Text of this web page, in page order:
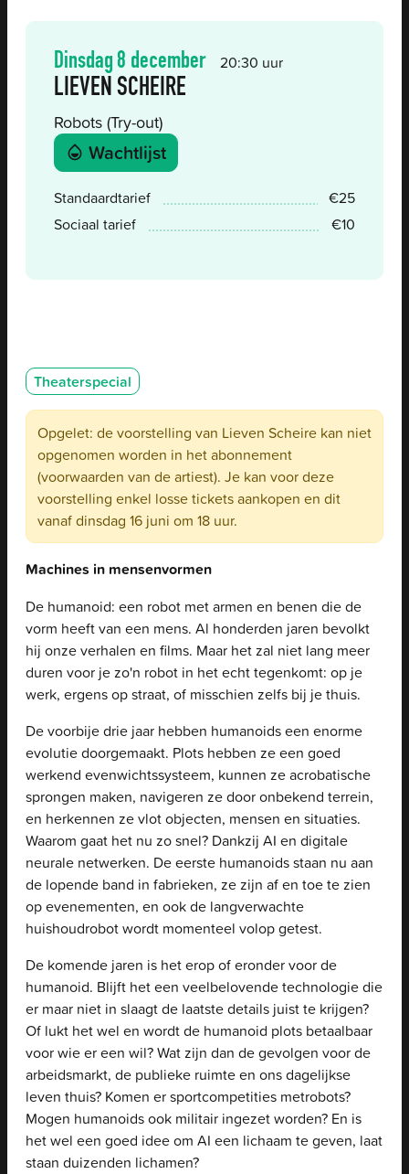
Dinsdag8 december 20:30 uur
LIEVEN SCHEIRE
Robots (Try-out)
ReserveerWachtlijst
Standaardtarief €25
Sociaal tarief
€10
Categorieën
Theaterspecial
Opgelet: de voorstelling van Lieven Scheire kan niet
opgenomen worden in het abonnement
(voorwaarden van de artiest). Je kan voor deze
voorstelling enkel losse tickets aankopen en dit
vanaf dinsdag 16 juni om 18 uur.
Machines in mensenvormen
De humanoid: een robot met armen en benen die de
vorm heeft van een mens. Al honderden jaren bevolkt
hij onze verhalen en films. Maar het zal niet lang meer
duren voor je zo'n robot in het echt tegenkomt: op je
werk, ergens op straat, of misschien zelfs bij je thuis.
De voorbije drie jaar hebben humanoids een enorme
evolutie doorgemaakt. Plots hebben ze een goed
werkend evenwichtssysteem, kunnen ze acrobatische
sprongen maken, navigeren ze door onbekend terrein,
en herkennen ze vlot objecten, mensen en situaties.
Waarom gaat het nu zo snel? Dankzij AI en digitale
neurale netwerken. De eerste humanoids staan nu aan
de lopende band in fabrieken, ze zijn af en toe te zien
op evenementen, en ook de langverwachte
huishoudrobot wordt momenteel volop getest.
De komende jaren is het erop of eronder voor de
humanoid. Blijft het een veelbelovende technologie die
er maar niet in slaagt de laatste details juist te krijgen?
Of lukt het wel en wordt de humanoid plots betaalbaar
voor wie er een wil? Wat zijn dan de gevolgen voor de
arbeidsmarkt, de publieke ruimte en ons dagelijkse
leven thuis? Komen er sportcompetities metrobots?
Mogen humanoids ook militair ingezet worden? En is
het wel een goed idee om AI een lichaam te geven, laat
staan duizenden lichamen?